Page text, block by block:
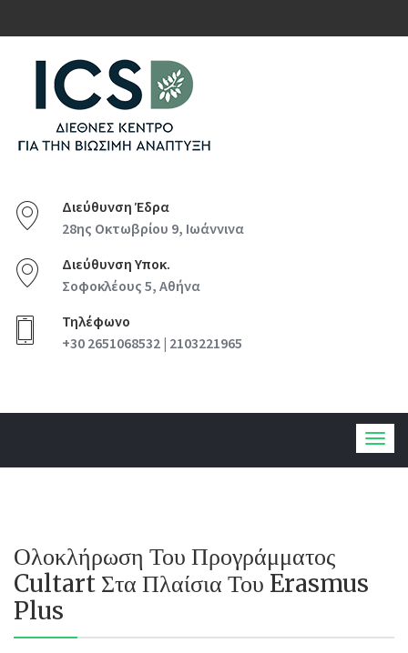
Διεύθυνση Έδρα
28ης Οκτωβρίου 9, Ιωάννινα
Διεύθυνση Υποκ.
Σοφοκλέους 5, Αθήνα
Τηλέφωνο
+30 2651068532 | 2103221965
Ολοκλήρωση Του Προγράμματος
Cultart Στα Πλαίσια Του Erasmus
Plus